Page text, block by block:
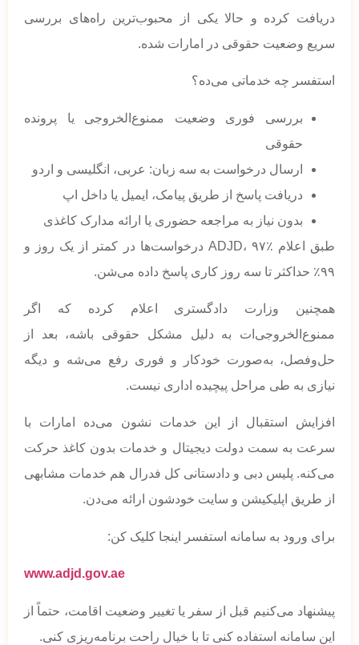
دریافت کرده و حالا یکی از محبوب‌ترین راه‌های بررسی
سریع وضعیت حقوقی در امارات شده.
استفسر چه خدماتی می‌ده؟
بررسی فوری وضعیت ممنوع‌الخروجی یا پرونده
حقوقی
ارسال درخواست به سه زبان: عربی، انگلیسی و اردو
دریافت پاسخ از طریق پیامک، ایمیل یا داخل اپ
بدون نیاز به مراجعه حضوری یا ارائه مدارک کاغذی
طبق اعلام ADJD، ۹۷٪ درخواست‌ها در کمتر از یک روز و
۹۹٪ حداکثر تا سه روز کاری پاسخ داده می‌شن.
همچنین وزارت دادگستری اعلام کرده که اگر
ممنوع‌الخروجی‌ات به دلیل مشکل حقوقی باشه، بعد از
حل‌وفصل، به‌صورت خودکار و فوری رفع می‌شه و دیگه
نیازی به طی مراحل پیچیده اداری نیست.
افزایش استقبال از این خدمات نشون می‌ده امارات با
سرعت به سمت دولت دیجیتال و خدمات بدون کاغذ حرکت
می‌کنه. پلیس دبی و دادستانی کل فدرال هم خدمات مشابهی
از طریق اپلیکیشن و سایت خودشون ارائه می‌دن.
برای ورود به سامانه استفسر اینجا کلیک کن:
www.adjd.gov.ae
پیشنهاد می‌کنیم قبل از سفر یا تغییر وضعیت اقامت، حتماً از
این سامانه استفاده کنی تا با خیال راحت برنامه‌ریزی کنی.